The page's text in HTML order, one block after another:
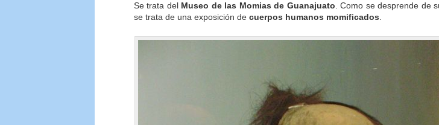
Se trata del Museo de las Momias de Guanajuato. Como se desprende de
se trata de una exposición de cuerpos humanos momificados.